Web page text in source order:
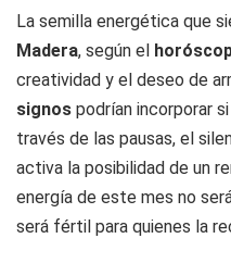
La semilla energética que
Madera, según el
creatividad y el deseo de
signos podrían incorporar
través de las pausas, el
activa la posibilidad de un
energía de este mes no
será fértil para quienes la